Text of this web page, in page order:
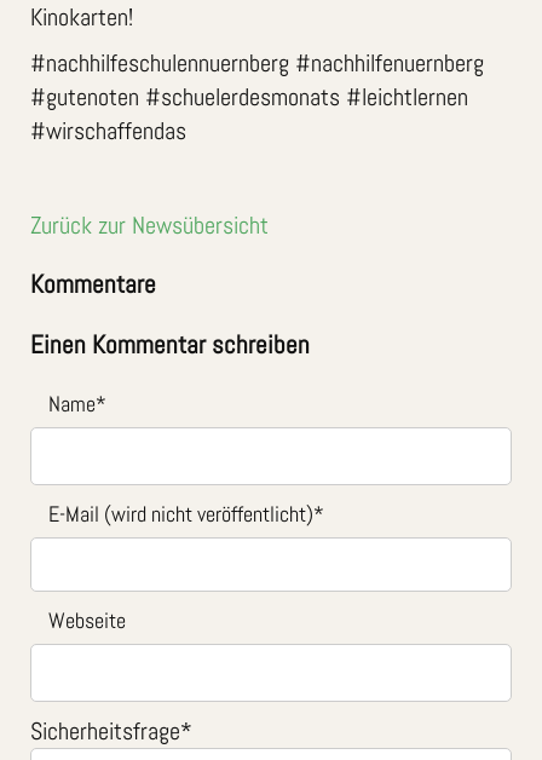
Kinokarten!
#nachhilfeschulennuernberg #nachhilfenuernberg
#gutenoten #schuelerdesmonats #leichtlernen
#wirschaffendas
Zurück zur Newsübersicht
Kommentare
Einen Kommentar schreiben
Name*
E-Mail (wird nicht veröffentlicht)*
Webseite
Sicherheitsfrage*